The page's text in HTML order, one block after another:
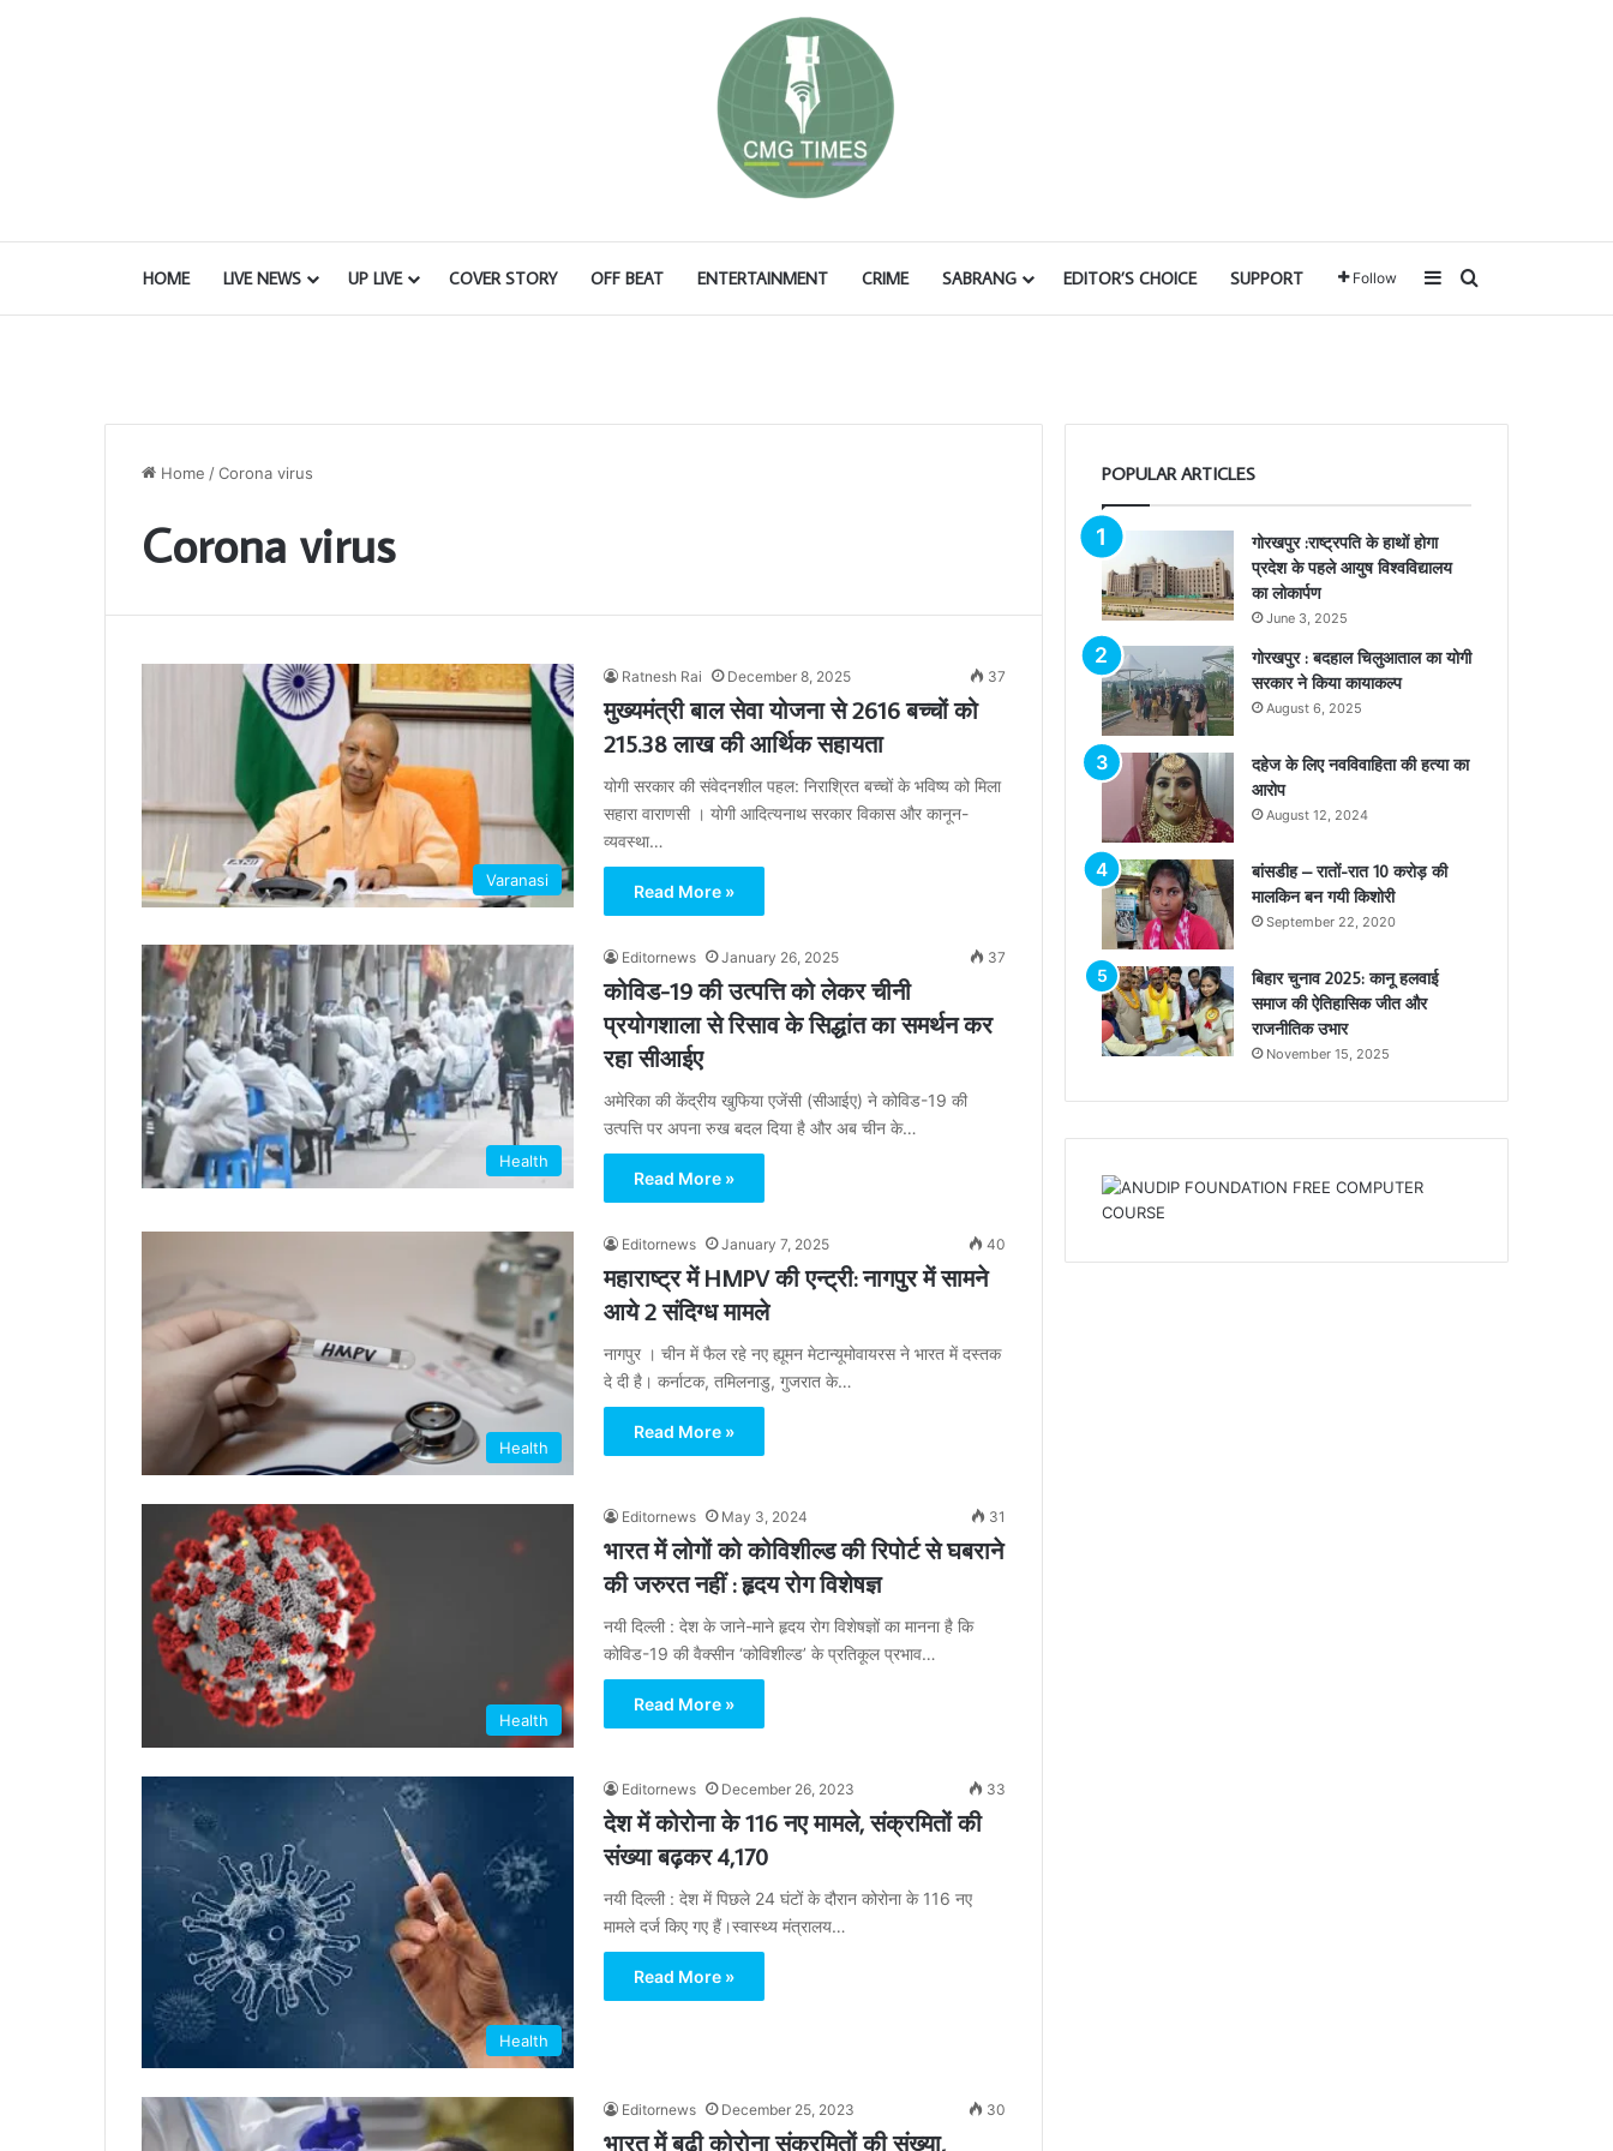
HOME LIVE NEWS UP LIVE COVER STORY OFF BEAT ENTERTAINMENT CRIME SABRANG EDITOR’S CHOICE SUPPORT Follow SidebarSearch for
Home /Corona virus
Corona virus
Varanasi
Ratnesh Rai December 8, 2025 37
मुख्यमंत्री बाल सेवा योजना से 2616 बच्चों को
215.38 लाख की आर्थिक सहायता
योगी सरकार की संवेदनशील पहल: निराश्रित बच्चों के भविष्य को मिला
सहारा वाराणसी । योगी आदित्यनाथ सरकार विकास और कानून-
व्यवस्था…
Read More »
Health
Editornews January 26, 2025 37
कोविड-19 की उत्पत्ति को लेकर चीनी
प्रयोगशाला से रिसाव के सिद्धांत का समर्थन कर
रहा सीआईए
अमेरिका की केंद्रीय खुफिया एजेंसी (सीआईए) ने कोविड-19 की
उत्पत्ति पर अपना रुख बदल दिया है और अब चीन के…
Read More »
Health
Editornews January 7, 2025 40
महाराष्ट्र में HMPV की एन्ट्री: नागपुर में सामने
आये 2 संदिग्ध मामले
नागपुर । चीन में फैल रहे नए ह्यूमन मेटान्यूमोवायरस ने भारत में दस्तक
दे दी है। कर्नाटक, तमिलनाडु, गुजरात के…
Read More »
Health
Editornews May 3, 2024 31
भारत में लोगों को कोविशील्ड की रिपोर्ट से घबराने
की जरुरत नहीं : हृदय रोग विशेषज्ञ
नयी दिल्ली : देश के जाने-माने हृदय रोग विशेषज्ञों का मानना है कि
काेविड-19 की वैक्सीन ‘कोविशील्ड’ के प्रतिकूल प्रभाव…
Read More »
Health
Editornews December 26, 2023 33
देश में कोरोना के 116 नए मामले, संक्रमितों की
संख्या बढ़कर 4,170
नयी दिल्ली : देश में पिछले 24 घंटों के दौरान कोरोना के 116 नए
मामले दर्ज किए गए हैं।स्वास्थ्य मंत्रालय…
Read More »
Editornews December 25, 2023 30
भारत में बढ़ी कोरोना संक्रमितों की संख्या,
POPULAR ARTICLES
गोरखपुर :राष्ट्रपति के हाथों होगा
प्रदेश के पहले आयुष विश्वविद्यालय
का लोकार्पण
June 3, 2025
गोरखपुर : बदहाल चिलुआताल का योगी
सरकार ने किया कायाकल्प
August 6, 2025
दहेज के लिए नवविवाहिता की हत्या का
आरोप
August 12, 2024
बांसडीह – रातों-रात 10 करोड़ की
मालकिन बन गयी किशोरी
September 22, 2020
बिहार चुनाव 2025: कानू हलवाई
समाज की ऐतिहासिक जीत और
राजनीतिक उभार
November 15, 2025